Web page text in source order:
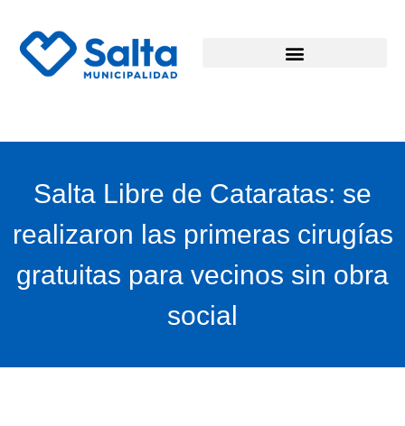
Salta Libre de Cataratas: se
realizaron las primeras cirugías
gratuitas para vecinos sin obra
social